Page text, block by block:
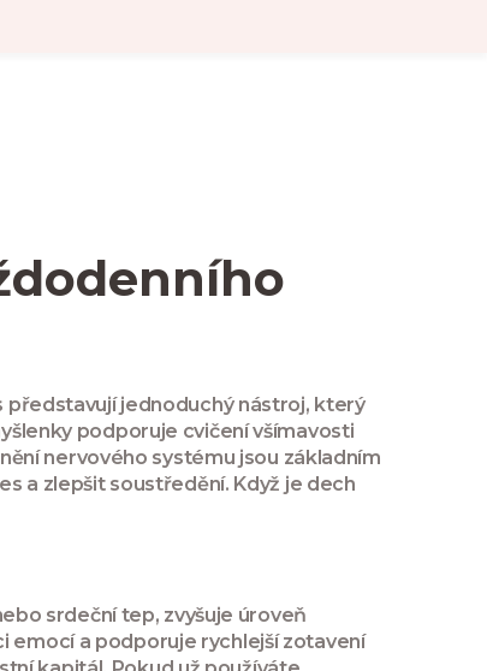
představují jednoduchý nástroj, který
podporuje cvičení všímavosti
nervového systému jsou základním
a zlepšit soustředění. Když je dech
srdeční tep, zvyšuje úroveň
emocí a podporuje rychlejší zotavení